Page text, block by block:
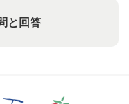
と回答